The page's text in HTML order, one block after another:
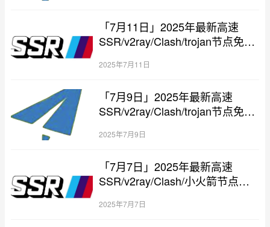
「7月11日」2025年最新高速
SSR/v2ray/Clash/trojan节点免费
2025年7月11日
「7月9日」2025年最新高速
SSR/v2ray/Clash/trojan节点免费
2025年7月9日
「7月7日」2025年最新高速
SSR/v2ray/Clash/小火箭节点免
2025年7月7日